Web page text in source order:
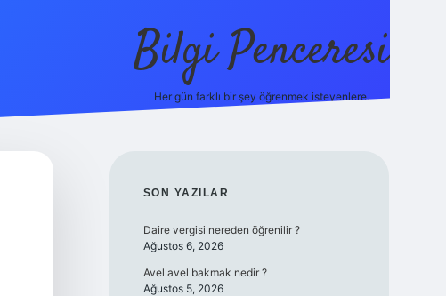
Bilgi Penceresi
Her gün farklı bir şey öğrenmek isteyenlere.
SIDEBAR
SON YAZILAR
Daire vergisi nereden öğrenilir ?
Ağustos 6, 2026
Avel avel bakmak nedir ?
Ağustos 5, 2026